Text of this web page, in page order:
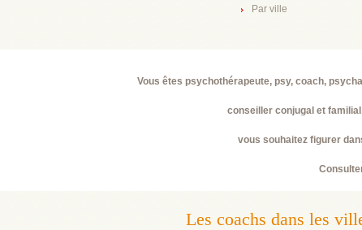
Par ville
Vous êtes psychothérapeute, psy, coach,
conseiller conjugal et
vous souhaitez figurer
Les coachs dans les